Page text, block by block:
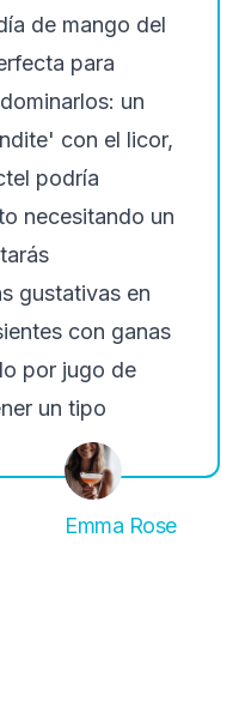
de mango del
para
un
con el licor,
podría
necesitando un
gustativas en
con ganas
por jugo de
un tipo
Emma Rose